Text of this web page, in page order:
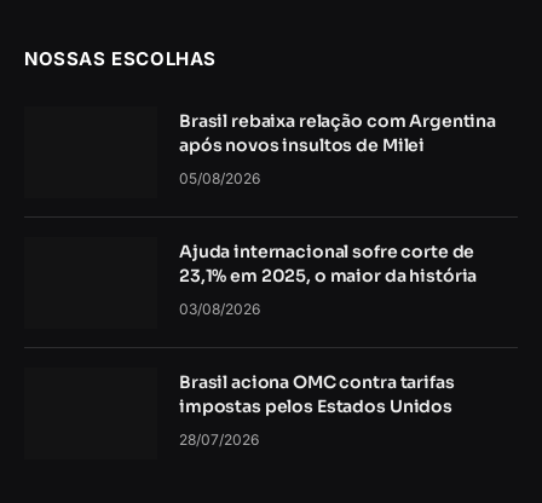
NOSSAS ESCOLHAS
Brasil rebaixa relação com Argentina
após novos insultos de Milei
05/08/2026
Ajuda internacional sofre corte de
23,1% em 2025, o maior da história
03/08/2026
Brasil aciona OMC contra tarifas
impostas pelos Estados Unidos
28/07/2026